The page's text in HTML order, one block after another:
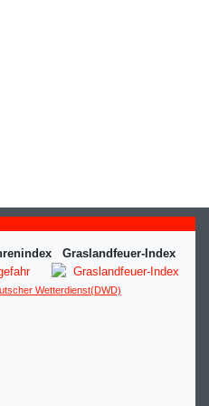
Graslandfeuer-Index
Wetterdienst(DWD)